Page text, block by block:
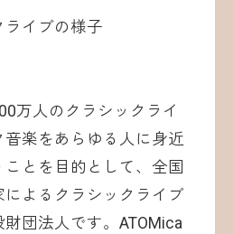
イブの様子
万人のクラシックライ
音楽をあらゆる人に身近
とを目的として、全国
よるクラシックライブ
団法人です。ATOMica